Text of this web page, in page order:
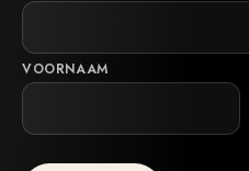
VOORNAAM